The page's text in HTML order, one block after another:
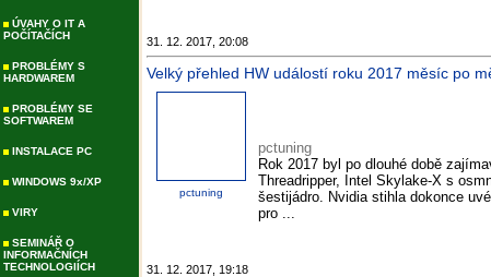
ÚVAHY O IT A
POČÍTAČÍCH
PROBLÉMY S
HARDWAREM
PROBLÉMY SE
SOFTWAREM
INSTALACE PC
WINDOWS 9x/XP
VIRY
SEMINÁŘ O
INFORMAČNÍCH
TECHNOLOGIÍCH
31. 12. 2017, 20:08
Velký přehled HW událostí roku 2017 měsíc po
pctuning
pctuning
Rok 2017 byl po dlouhé době
Threadripper, Intel Skylake-X s
šestijádro. Nvidia stihla dokonce
pro ...
31. 12. 2017, 19:18